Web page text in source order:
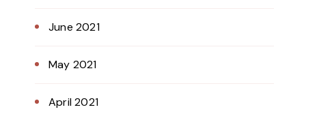
June 2021
May 2021
April 2021